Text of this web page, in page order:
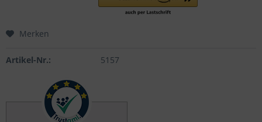
Merken
Artikel-Nr.: 5157